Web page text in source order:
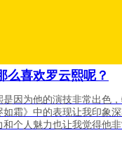
么喜欢罗云熙呢？
是因为他的演技非常出色
如霜》中的表现让我印象
个人魅力也让我觉得他非